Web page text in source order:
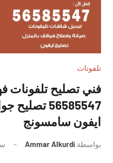
تلفونات
فني تصليح تلفونات
56585547
ايفون سامسونج
بواسطة Ammar Alkurdi